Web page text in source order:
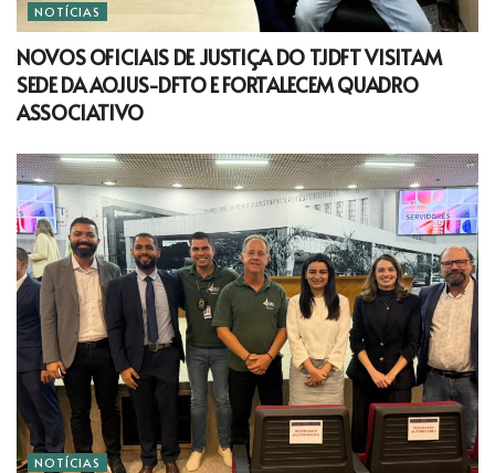
NOTÍCIAS
NOVOS OFICIAIS DE JUSTIÇA DO TJDFT VISITAM
SEDE DA AOJUS-DFTO E FORTALECEM QUADRO
ASSOCIATIVO
NOTÍCIAS